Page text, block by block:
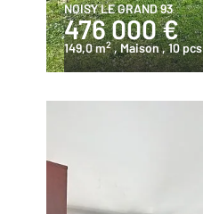
NOISY LE GRAND 93
476 000 €
149,0 m2 , Maison, 10 pcs